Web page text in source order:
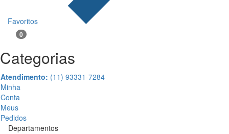
Favoritos
0
Categorias
Atendimento: (11) 93331-7284
Minha
Conta
Meus
Pedidos
Departamentos